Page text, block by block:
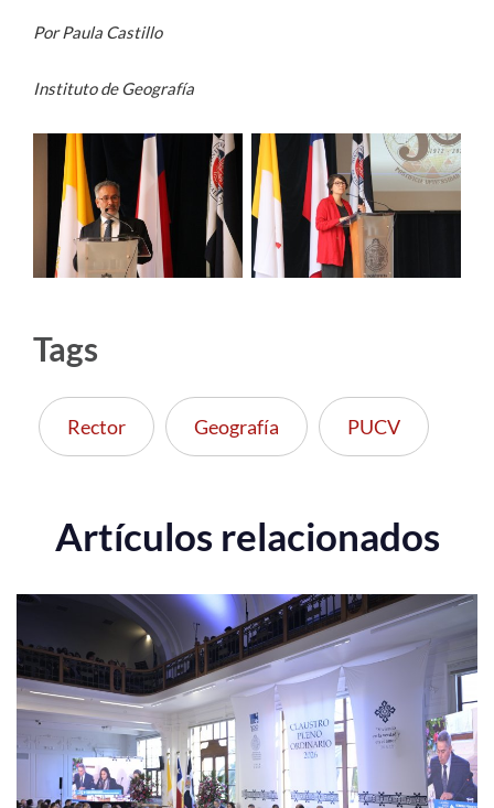
Por Paula Castillo
Instituto de Geografía
Tags
Rector Geografía PUCV
Artículos relacionados